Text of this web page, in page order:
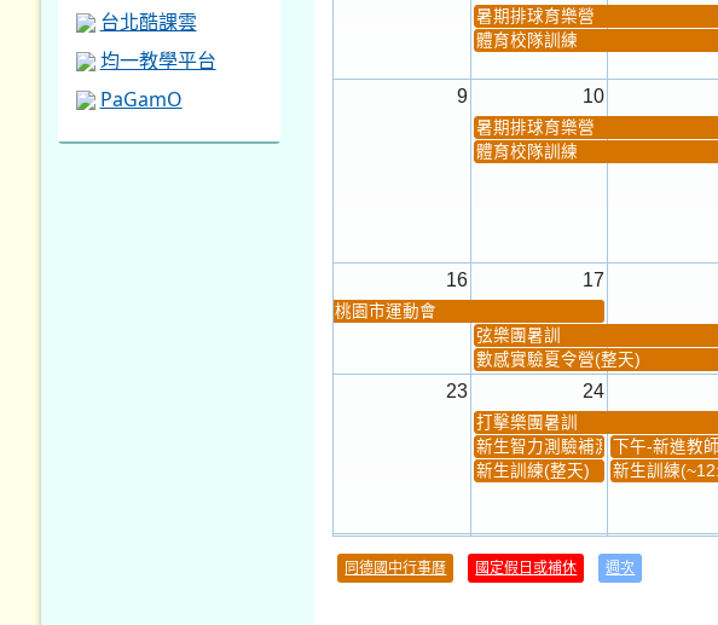
暑期排球育樂營
體育校隊訓練
9 10
暑期排球育樂營
體育校隊訓練
16 17
桃園市運動會
弦樂團暑訓
數感實驗夏令營(整天)
23 24
打擊樂團暑訓
新生智力測驗補測(...下午-新進教
新生訓練(整天)
新生訓練
30 31
本週_健康檢查週 各班器材負責人訓練發放班級書箱
同德國中行事曆 國定假日或補休 週次
台北酷課雲
均一教學平台
PaGamO